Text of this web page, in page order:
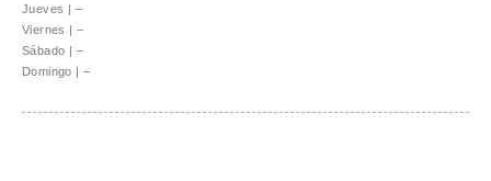
Jueves | –
Viernes | –
Sábado | –
Domingo | –